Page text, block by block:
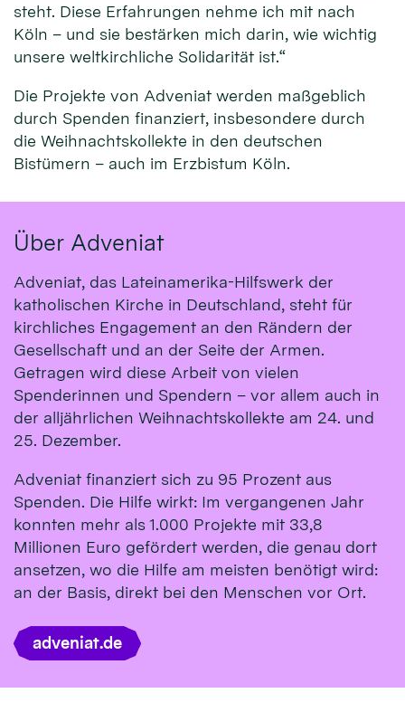
steht. Diese Erfahrungen nehme ich mit nach
Köln – und sie bestärken mich darin, wie wichtig
unsere weltkirchliche Solidarität ist.“
Die Projekte von Adveniat werden maßgeblich
durch Spenden finanziert, insbesondere durch
die Weihnachtskollekte in den deutschen
Bistümern – auch im Erzbistum Köln.
Über Adveniat
Adveniat, das Lateinamerika-Hilfswerk der
katholischen Kirche in Deutschland, steht für
kirchliches Engagement an den Rändern der
Gesellschaft und an der Seite der Armen.
Getragen wird diese Arbeit von vielen
Spenderinnen und Spendern – vor allem auch in
der alljährlichen Weihnachtskollekte am 24. und
25. Dezember.
Adveniat finanziert sich zu 95 Prozent aus
Spenden. Die Hilfe wirkt: Im vergangenen Jahr
konnten mehr als 1.000 Projekte mit 33,8
Millionen Euro gefördert werden, die genau dort
ansetzen, wo die Hilfe am meisten benötigt wird:
an der Basis, direkt bei den Menschen vor Ort.
adveniat.de